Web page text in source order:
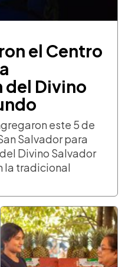
el Centro
del Divino
este 5 de
Salvador para
Divino Salvador
la tradicional